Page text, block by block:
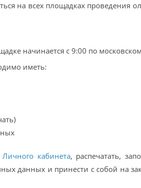
на всех площадках проведения
начинается с 9:00 по
иметь:
Личного кабинета, распечатать,
данных и принести с собой на